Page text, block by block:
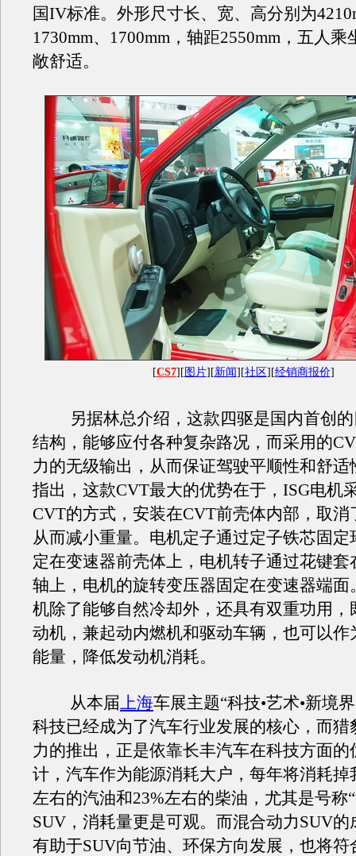
国IV标准。外形尺寸长、宽、高分别为
1730mm、1700mm，轴距2550mm，五人
敞舒适。
[CS7][ 图片][新闻][社区][经销商报价]
另据林总介绍，这款四驱是国内首创的
结构，能够应付各种复杂路况，而采用的
力的无级输出，从而保证驾驶平顺性和舒适
指出，这款CVT最大的优势在于，ISG电机
CVT的方式，安装在CVT前壳体内部，取消
从而减小重量。电机定子通过定子铁芯固定
定在变速器前壳体上，电机转子通过花键套
轴上，电机的旋转变压器固定在变速器端面
机除了能够自然冷却外，还具有双重功用，
动机，兼起动内燃机和驱动车辆，也可以作
能量，降低发动机消耗。
从本届上海车展主题“科技•艺术•新境
科技已经成为了汽车行业发展的核心，而猎
力的推出，正是依靠长丰汽车在科技方面的
计，汽车作为能源消耗大户，每年将消耗掉
左右的汽油和23%左右的柴油，尤其是号称
SUV，消耗量更是可观。而混合动力SUV的
有助于SUV向节油、环保方向发展，也将符